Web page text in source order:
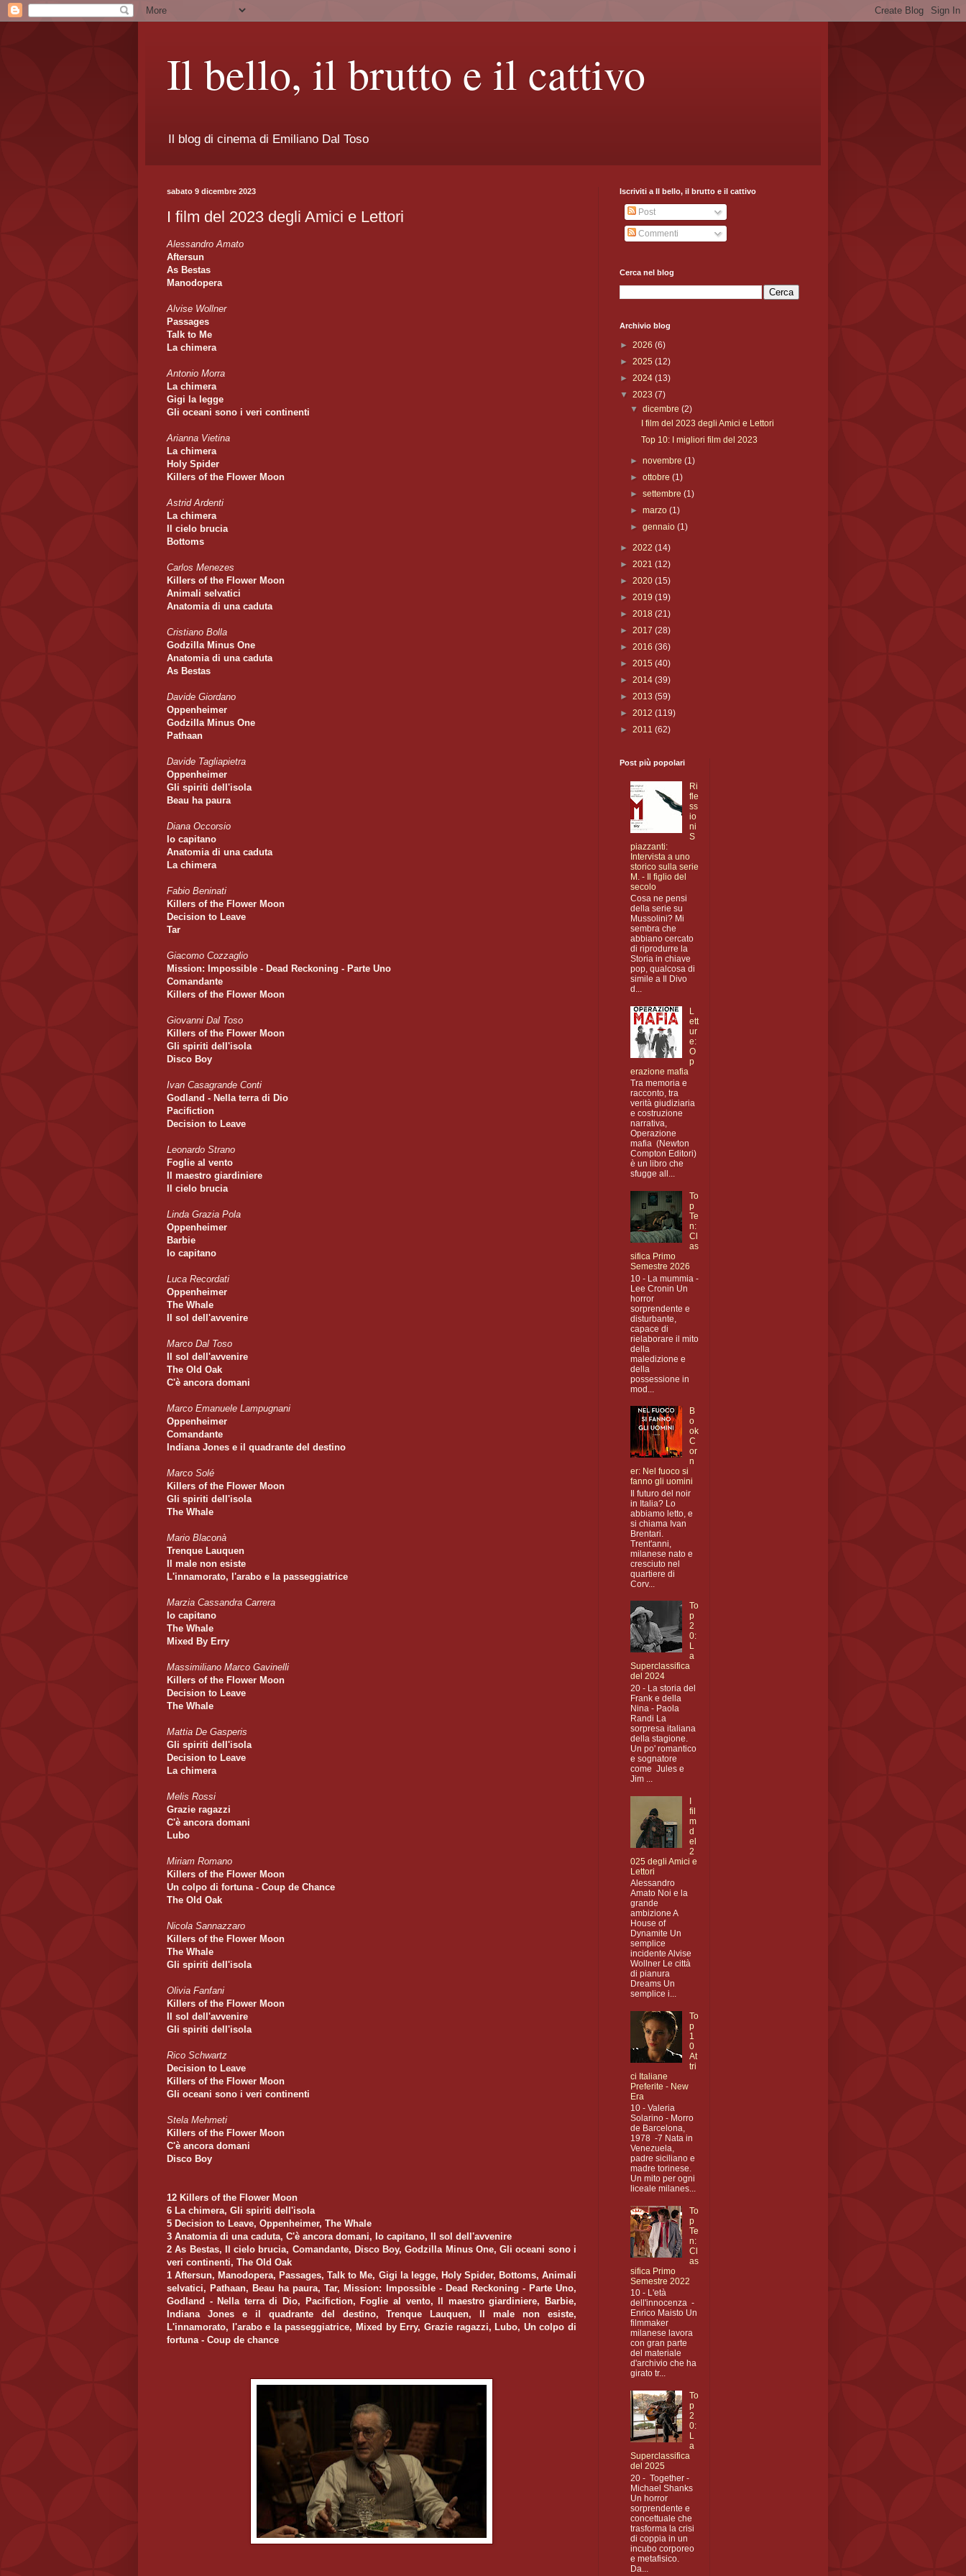
Il bello, il brutto e il cattivo
Il blog di cinema di Emiliano Dal Toso
sabato 9 dicembre 2023
I film del 2023 degli Amici e Lettori
Alessandro Amato
Aftersun
As Bestas
Manodopera
Alvise Wollner
Passages
Talk to Me
La chimera
Antonio Morra
La chimera
Gigi la legge
Gli oceani sono i veri continenti
Arianna Vietina
La chimera
Holy Spider
Killers of the Flower Moon
Astrid Ardenti
La chimera
Il cielo brucia
Bottoms
Carlos Menezes
Killers of the Flower Moon
Animali selvatici
Anatomia di una caduta
Cristiano Bolla
Godzilla Minus One
Anatomia di una caduta
As Bestas
Davide Giordano
Oppenheimer
Godzilla Minus One
Pathaan
Davide Tagliapietra
Oppenheimer
Gli spiriti dell'isola
Beau ha paura
Diana Occorsio
Io capitano
Anatomia di una caduta
La chimera
Fabio Beninati
Killers of the Flower Moon
Decision to Leave
Tar
Giacomo Cozzaglio
Mission: Impossible - Dead Reckoning - Parte Uno
Comandante
Killers of the Flower Moon
Giovanni Dal Toso
Killers of the Flower Moon
Gli spiriti dell'isola
Disco Boy
Ivan Casagrande Conti
Godland - Nella terra di Dio
Pacifiction
Decision to Leave
Leonardo Strano
Foglie al vento
Il maestro giardiniere
Il cielo brucia
Linda Grazia Pola
Oppenheimer
Barbie
Io capitano
Luca Recordati
Oppenheimer
The Whale
Il sol dell'avvenire
Marco Dal Toso
Il sol dell'avvenire
The Old Oak
C'è ancora domani
Marco Emanuele Lampugnani
Oppenheimer
Comandante
Indiana Jones e il quadrante del destino
Marco Solé
Killers of the Flower Moon
Gli spiriti dell'isola
The Whale
Mario Blaconà
Trenque Lauquen
Il male non esiste
L'innamorato, l'arabo e la passeggiatrice
Marzia Cassandra Carrera
Io capitano
The Whale
Mixed By Erry
Massimiliano Marco Gavinelli
Killers of the Flower Moon
Decision to Leave
The Whale
Mattia De Gasperis
Gli spiriti dell'isola
Decision to Leave
La chimera
Melis Rossi
Grazie ragazzi
C'è ancora domani
Lubo
Miriam Romano
Killers of the Flower Moon
Un colpo di fortuna - Coup de Chance
The Old Oak
Nicola Sannazzaro
Killers of the Flower Moon
The Whale
Gli spiriti dell'isola
Olivia Fanfani
Killers of the Flower Moon
Il sol dell'avvenire
Gli spiriti dell'isola
Rico Schwartz
Decision to Leave
Killers of the Flower Moon
Gli oceani sono i veri continenti
Stela Mehmeti
Killers of the Flower Moon
C'è ancora domani
Disco Boy
12 Killers of the Flower Moon
6 La chimera, Gli spiriti dell'isola
5 Decision to Leave, Oppenheimer, The Whale
3 Anatomia di una caduta, C'è ancora domani, Io capitano, Il sol dell'avvenire
2 As Bestas, Il cielo brucia, Comandante, Disco Boy, Godzilla Minus One, Gli oceani sono i
veri continenti, The Old Oak
1 Aftersun, Manodopera, Passages, Talk to Me, Gigi la legge, Holy Spider, Bottoms, Animali
selvatici, Pathaan, Beau ha paura, Tar, Mission: Impossible - Dead Reckoning - Parte Uno,
Godland - Nella terra di Dio, Pacifiction, Foglie al vento, Il maestro giardiniere, Barbie,
Indiana Jones e il quadrante del destino, Trenque Lauquen, Il male non esiste,
L'innamorato, l'arabo e la passeggiatrice, Mixed by Erry, Grazie ragazzi, Lubo, Un colpo di
fortuna - Coup de chance
Iscriviti a Il bello, il brutto e il cattivo
Post
Commenti
Cerca nel blog
Archivio blog
► 2026 (6)
► 2025 (12)
► 2024 (13)
▼ 2023 (7)
▼dicembre(2)
I film del 2023 degli Amici e Lettori
Top 10: I migliori film del 2023
►novembre(1)
►ottobre(1)
►settembre(1)
►marzo(1)
►gennaio(1)
► 2022 (14)
► 2021 (12)
► 2020 (15)
► 2019 (19)
► 2018 (21)
► 2017 (28)
► 2016 (36)
► 2015 (40)
► 2014 (39)
► 2013 (59)
► 2012 (119)
► 2011 (62)
Post più popolari
Ri
fle
ss
io
ni
S
piazzanti:
Intervista a uno
storico sulla serie
M. - Il figlio del
secolo
Cosa ne pensi
della serie su
Mussolini? Mi
sembra che
abbiano cercato
di riprodurre la
Storia in chiave
pop, qualcosa di
simile a Il Divo
d...
L
ett
ur
e:
O
p
erazione mafia
Tra memoria e
racconto, tra
verità giudiziaria
e costruzione
narrativa,
Operazione
mafia (Newton
Compton Editori)
è un libro che
sfugge all...
To
p
Te
n:
Cl
as
sifica Primo
Semestre 2026
10 - La mummia -
Lee Cronin Un
horror
sorprendente e
disturbante,
capace di
rielaborare il mito
della
maledizione e
della
possessione in
mod...
B
o
ok
C
or
n
er: Nel fuoco si
fanno gli uomini
Il futuro del noir
in Italia? Lo
abbiamo letto, e
si chiama Ivan
Brentari.
Trent'anni,
milanese nato e
cresciuto nel
quartiere di
Corv...
To
p
2
0:
L
a
Superclassifica
del 2024
20 - La storia del
Frank e della
Nina - Paola
Randi La
sorpresa italiana
della stagione.
Un po' romantico
e sognatore
come Jules e
Jim ...
I
fil
m
d
el
2
025 degli Amici e
Lettori
Alessandro
Amato Noi e la
grande
ambizione A
House of
Dynamite Un
semplice
incidente Alvise
Wollner Le città
di pianura
Dreams Un
semplice i...
To
p
1
0
At
tri
ci Italiane
Preferite - New
Era
10 - Valeria
Solarino - Morro
de Barcelona,
1978 -7 Nata in
Venezuela,
padre siciliano e
madre torinese.
Un mito per ogni
liceale milanes...
To
p
Te
n:
Cl
as
sifica Primo
Semestre 2022
10 - L'età
dell'innocenza -
Enrico Maisto Un
filmmaker
milanese lavora
con gran parte
del materiale
d'archivio che ha
girato tr...
To
p
2
0:
L
a
Superclassifica
del 2025
20 - Together -
Michael Shanks
Un horror
sorprendente e
concettuale che
trasforma la crisi
di coppia in un
incubo corporeo
e metafisico.
Da...